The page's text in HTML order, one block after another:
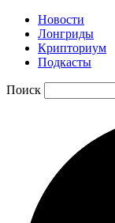
Новости
Лонгриды
Крипториум
Подкасты
Поиск